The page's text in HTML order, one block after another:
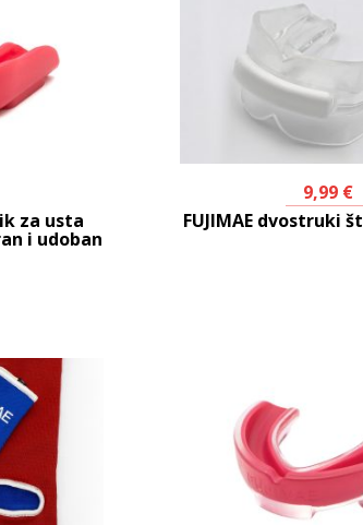
za usta
i udoban
9,99 €
FUJIMAE dvostruki